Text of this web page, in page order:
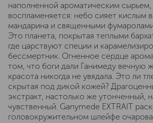
наполненной ароматическим
воспламеняется: небо сияет кислым
мандарина и священными
Это планета, покрытая теплыми
где царствуют специи и
бессмертник. Огненное сердце
том, что боги дали Ганимеду вечную
красота никогда не увядала. Это ли
скрытая под дикой кожей?
экстракт, настолько же утонченный,
чувственный. Ganymede EXTRAIT
головокружительном шлейфе